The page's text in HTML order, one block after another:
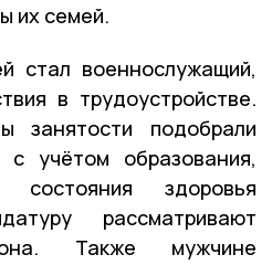
их семей.
стал военнослужащий,
в трудоустройстве.
занятости подобрали
с учётом образования,
здоровья
рассматривают
Также мужчине